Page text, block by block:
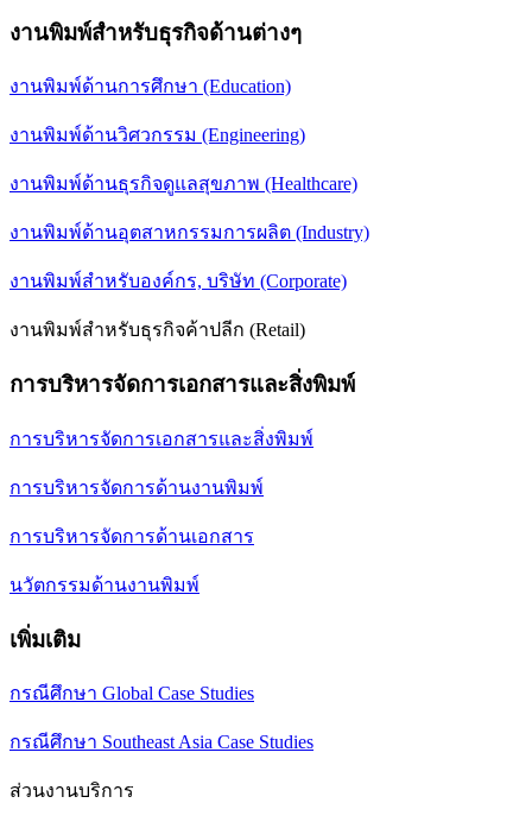
งานพิมพ์สำหรับธุรกิจด้านต่างๆ
งานพิมพ์ด้านการศึกษา (Education)
งานพิมพ์ด้านวิศวกรรม (Engineering)
งานพิมพ์ด้านธุรกิจดูแลสุขภาพ (Healthcare)
งานพิมพ์ด้านอุตสาหกรรมการผลิต (Industry)
งานพิมพ์สำหรับองค์กร, บริษัท (Corporate)
งานพิมพ์สำหรับธุรกิจค้าปลีก (Retail)
การบริหารจัดการเอกสารและสิ่งพิมพ์
การบริหารจัดการเอกสารและสิ่งพิมพ์
การบริหารจัดการด้านงานพิมพ์
การบริหารจัดการด้านเอกสาร
นวัตกรรมด้านงานพิมพ์
เพิ่มเติม
กรณีศึกษา Global Case Studies
กรณีศึกษา Southeast Asia Case Studies
ส่วนงานบริการ